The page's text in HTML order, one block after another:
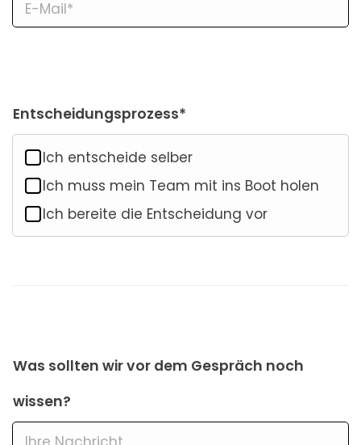
Entscheidungsprozess*
Ich entscheide selber
Ich muss mein Team mit ins Boot holen
Ich bereite die Entscheidung vor
Was sollten wir vor dem Gespräch noch
wissen?